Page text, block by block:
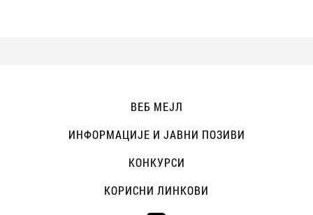
ВЕБ МЕЈЛ
ИНФОРМАЦИЈЕ И ЈАВНИ ПОЗИВИ
КОНКУРСИ
КОРИСНИ ЛИНКОВИ